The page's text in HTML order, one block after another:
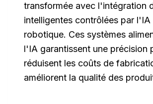
transformée avec l'intégration
intelligentes contrôlées par l'IA
robotique. Ces systèmes
l'IA garantissent une précision
réduisent les coûts de
améliorent la qualité des